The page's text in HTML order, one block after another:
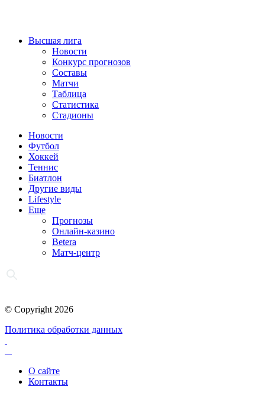
Высшая лига
Новости
Конкурс прогнозов
Составы
Матчи
Таблица
Статистика
Стадионы
Новости
Футбол
Хоккей
Теннис
Биатлон
Другие виды
Lifestyle
Еще
Прогнозы
Онлайн-казино
Betera
Матч-центр
© Copyright 2026
Политика обработки данных
О сайте
Контакты